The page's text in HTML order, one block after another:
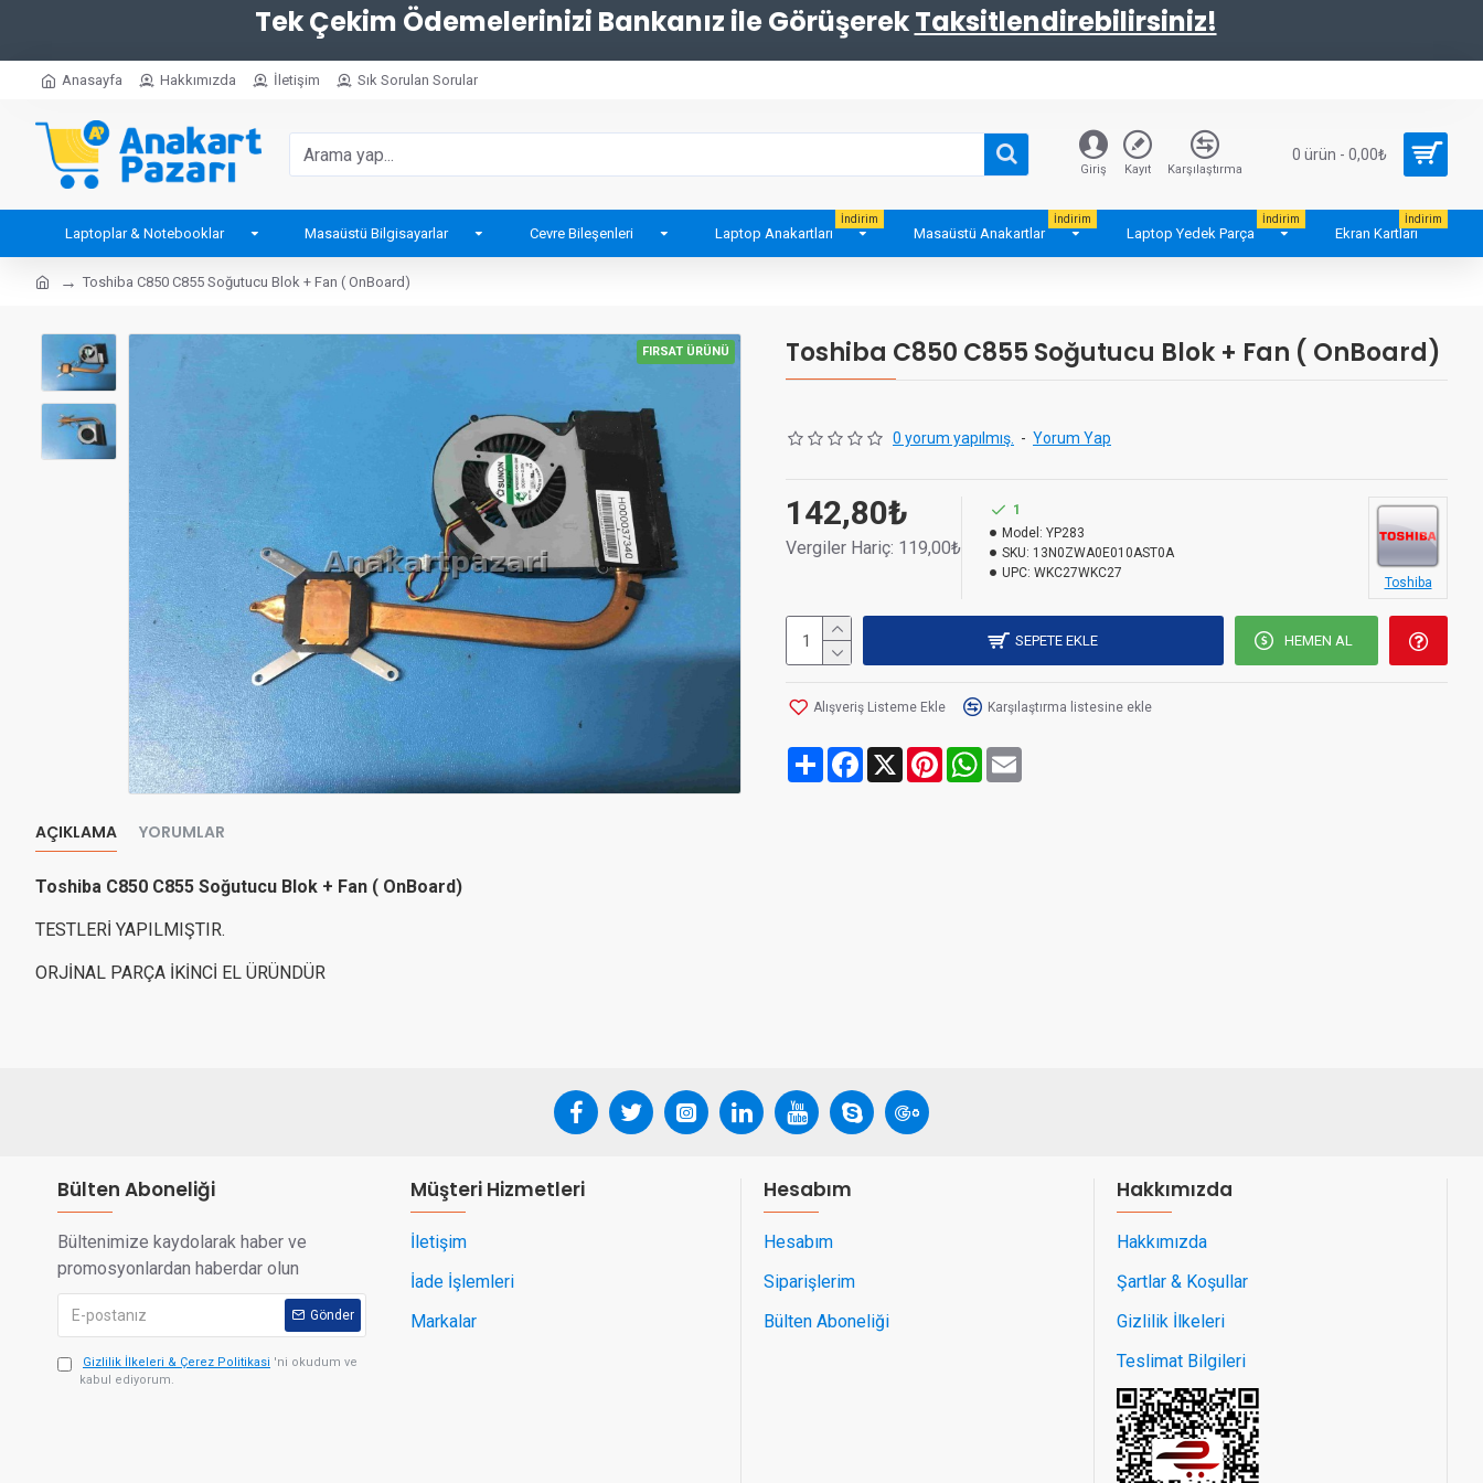
Tek Çekim Ödemelerinizi Bankanız ile GörüşerekTaksitlendirebilirsiniz!
Anasayfa Hakkımızda İletişim Sık Sorulan Sorular
Giriş Kayıt Karşılaştırma
0 ürün - 0,00₺
Laptoplar & Notebooklar Masaüstü Bilgisayarlar Cevre Bileşenleri Laptop Anakartları
İndirim
Masaüstü Anakartlar
İndirim
Laptop Yedek Parça
İndirim
Ekran Kartları
İndirim
Toshiba C850 C855 Soğutucu Blok + Fan ( OnBoard)
FIRSAT ÜRÜNÜ Toshiba C850 C855 Soğutucu Blok + Fan ( OnBoard)
0 yorum yapılmış. - Yorum Yap
142,80₺
Vergiler Hariç: 119,00₺
1
Model: YP283
SKU: 13N0ZWA0E010AST0A
UPC: WKC27WKC27
Toshiba
SEPETE EKLE HEMEN AL
Alışveriş Listeme Ekle Karşılaştırma listesine ekle
Share Facebook
X PinterestWhatsApp
AÇIKLAMA YORUMLAR
Toshiba C850 C855 Soğutucu Blok + Fan ( OnBoard)
TESTLERİ YAPILMIŞTIR.
ORJİNAL PARÇA İKİNCİ EL ÜRÜNDÜR
Bülten Aboneliği
Bültenimize kaydolarak haber ve
promosyonlardan haberdar olun
Gönder
Gizlilik İlkeleri & Çerez Politikasi 'ni okudum ve
kabul ediyorum.
Müşteri Hizmetleri
İletişim
İade İşlemleri
Markalar
Hesabım
Hesabım
Siparişlerim
Bülten Aboneliği
Hakkımızda
Hakkımızda
Şartlar & Koşullar
Gizlilik İlkeleri
Teslimat Bilgileri